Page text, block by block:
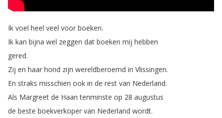
Ik voel heel veel voor boeken.
Ik kan bijna wel zeggen dat boeken mij hebben
gered.
Zij en haar hond zijn wereldberoemd in Vlissingen.
En straks misschien ook in de rest van Nederland.
Als Margreet de Haan tenminste op 28 augustus
de beste boekverkoper van Nederland wordt.